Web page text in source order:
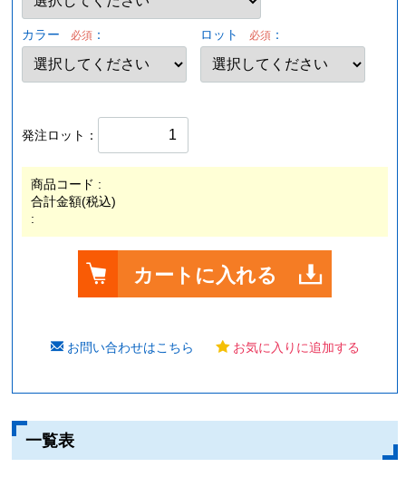
カラー 必須 ： ロット 必須 ：
発注ロット：
商品コード :
合計金額(税込)
:
カートに入れる
お問い合わせはこちら お気に入りに追加する
一覧表